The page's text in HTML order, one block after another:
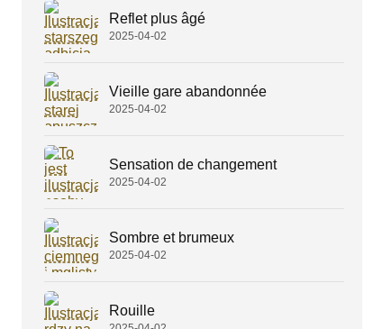
Reflet plus âgé
2025-04-02
Vieille gare abandonnée
2025-04-02
Sensation de changement
2025-04-02
Sombre et brumeux
2025-04-02
Rouille